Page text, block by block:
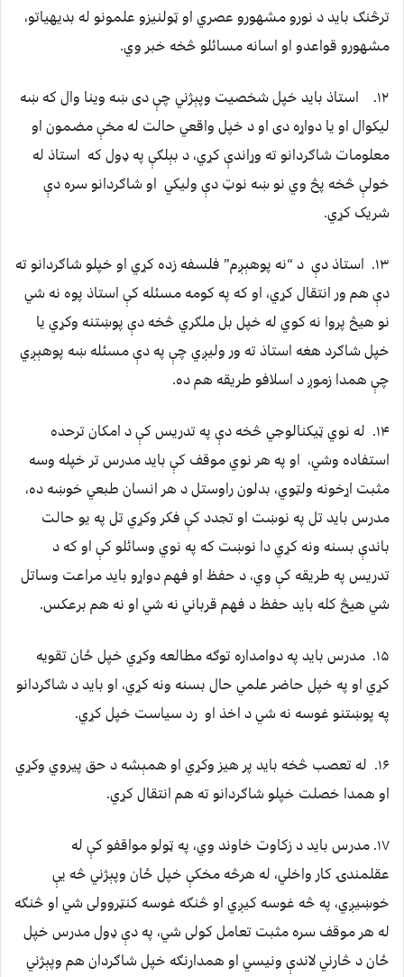
ترڅنګ بايد د نورو مشهورو عصري او ټولنيزو علمونو له بديهياتو،
مشهورو قواعدو او اسانه مسائلو څخه خبر وي.
۱۲. استاذ بايد خپل شخصيت وپېژني چې دی ښه وينا وال که ښه
ليکوال او يا دواړه دی او د خپل واقعي حالت له مخې مضمون او
معلومات شاګردانو ته وړاندې کړي، د بېلګې په ډول که استاذ له
خولې څخه پڅ وي نو ښه نوټ دې وليکي او شاګردانو سره دې
شريک کړي.
۱۳. استاذ دې د “نه پوهېږم” فلسفه زده کړي او خپلو شاګردانو ته
دې هم ور انتقال کړي، او که په کومه مسئله کې استاذ پوه نه شي
نو هيڅ پروا نه کوي له خپل بل ملګري څخه دې پوښتنه وکړي يا
خپل شاګرد هغه استاذ ته ور وليږي چې په دې مسئله ښه پوهېږي
چې همدا زموږ د اسلافو طريقه هم ده.
۱۴. له نوي ټيکنالوجي څخه دې په تدريس کې د امکان ترحده
استفاده وشي، او په هر نوي موقف کې بايد مدرس تر خپله وسه
مثبت اړخونه ولټوي، بدلون راوستل د هر انسان طبعي خوښه ده،
مدرس بايد تل په نوښت او تجدد کې فکر وکړي تل په يو حالت
باندې بسنه ونه کړي دا نوښت که په نوي وسائلو کې او که د
تدريس په طريقه کې وي، د حفظ او فهم دواړو بايد مراعت وساتل
شي هيڅ کله بايد حفظ د فهم قرباني نه شي او نه هم برعکس.
۱۵. مدرس بايد په دوامداره توګه مطالعه وکړي خپل ځان تقويه
کړي او په خپل حاضر علمي حال بسنه ونه کړي، او بايد د شاګردانو
په پوښتنو غوسه نه شي د اخذ او رد سياست خپل کړي.
۱۶. له تعصب څخه بايد پر هيز وکړي او همېشه د حق پيروي وکړي
او همدا خصلت خپلو شاګردانو ته هم انتقال کړي.
۱۷. مدرس بايد د زکاوت خاوند وي، په ټولو مواقفو کې له
عقلمندۍ کار واخلي، له هرڅه مخکې خپل ځان وپېژني څه يې
خوښيږي، په څه غوسه کيږي او څنګه غوسه کنټروولی شي او څنګه
له هر موقف سره مثبت تعامل کولی شي، په دې ډول مدرس خپل
ځان د څارني لاندې ونيسي او همدارنګه خپل شاګردان هم وپېژني